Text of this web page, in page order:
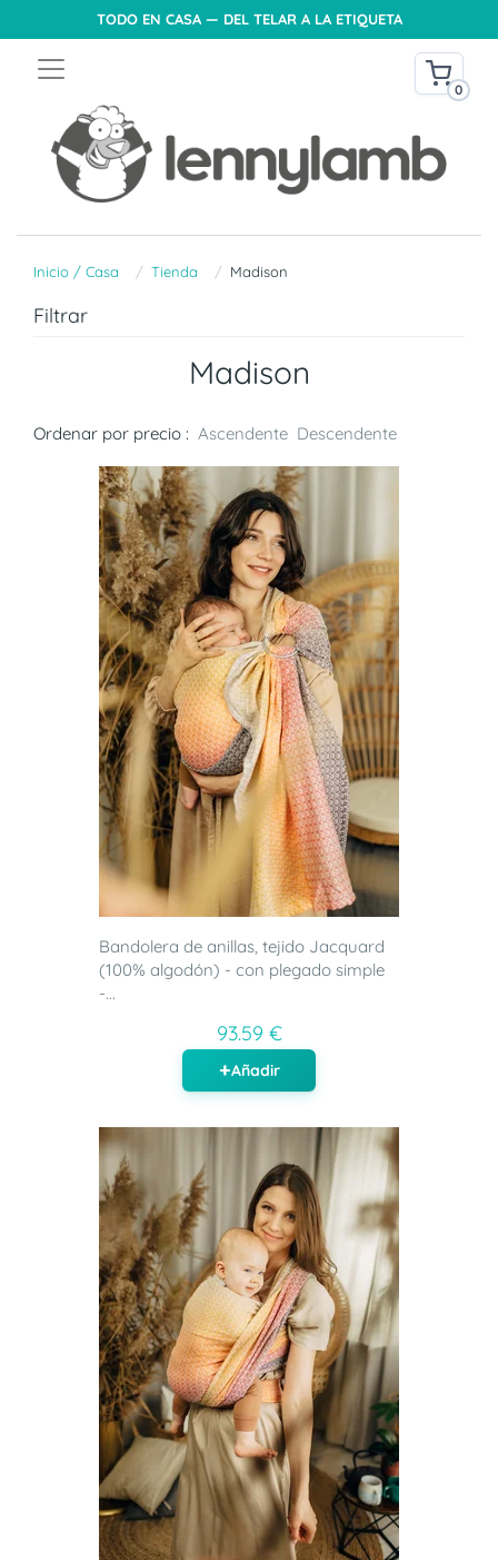
TODO EN CASA — DEL TELAR A LA ETIQUETA
0
Inicio / Casa Tienda Madison
Filtrar
Madison
Ordenar por precio : Ascendente Descendente
Bandolera de anillas, tejido Jacquard
(100% algodón) - con plegado simple
-...
93.59 €
Añadir